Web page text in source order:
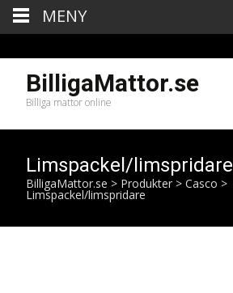
BilligaMattor.se
Billiga mattor online
Limspackel/limspridare
BilligaMattor.se > Produkter > Casco >
Limspackel/limspridare
MENY